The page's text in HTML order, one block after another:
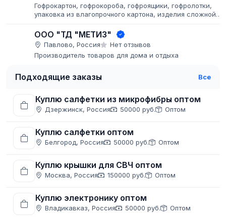
Гофрокартон, гофрокороба, гофроящики, гофролотки,
упаковка из влагопрочного картона, изделия сложной
изображений методом флексопечати...
ООО "ТД "МЕТИЗ"
Павлово, Россия
Нет отзывов
Производитель товаров для дома и отдыха
Подходящие заказы Все
Куплю салфетки из микрофибры оптом
Дзержинск, Россия 50000 руб. Оптом
Куплю салфетки оптом
Белгород, Россия 50000 руб. Оптом
Куплю крышки для СВЧ оптом
Москва, Россия 150000 руб. Оптом
Куплю электронику оптом
Владикавказ, Россия 50000 руб. Оптом